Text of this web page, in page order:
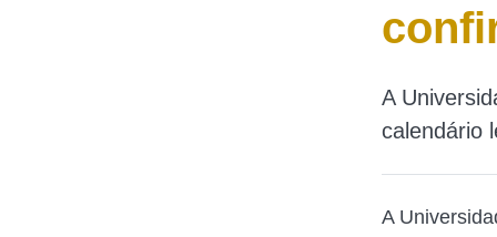
A
calendário
A